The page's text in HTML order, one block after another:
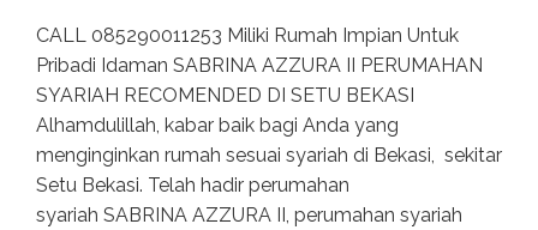
CALL 085290011253 Miliki Rumah Impian Untuk
Pribadi Idaman SABRINA AZZURA II PERUMAHAN
SYARIAH RECOMENDED DI SETU BEKASI
Alhamdulillah, kabar baik bagi Anda yang
menginginkan rumah sesuai syariah di Bekasi, sekitar
Setu Bekasi. Telah hadir perumahan
syariah SABRINA AZZURA II, perumahan syariah